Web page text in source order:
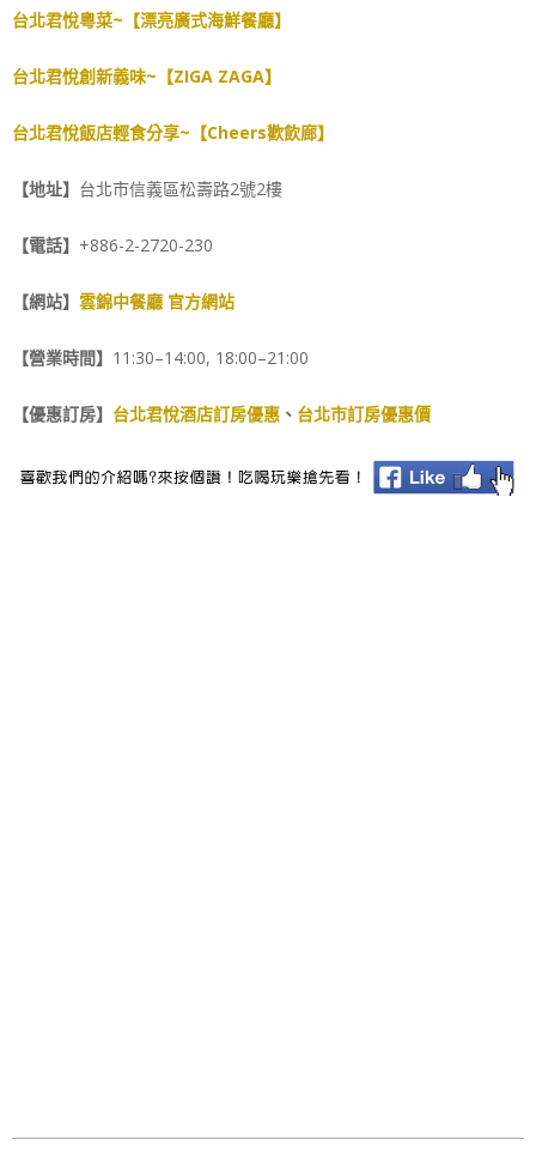
台北君悅粵菜~【漂亮廣式海鮮餐廳】
台北君悅創新義味~【ZIGA ZAGA】
台北君悅飯店輕食分享~【Cheers歡飲廊】
【地址】 台北市信義區松壽路2號2樓
【電話】 +886-2-2720-230
【網站】 雲錦中餐廳 官方網站
【營業時間】 11:30–14:00, 18:00–21:00
【優惠訂房】 台北君悅酒店訂房優惠 、 台北市訂房優惠價